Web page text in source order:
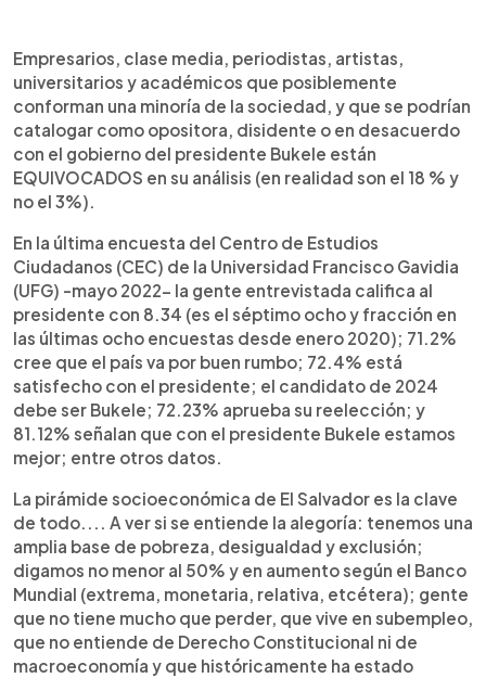
Escuchar artículo
Empresarios, clase media, periodistas, artistas,
universitarios y académicos que posiblemente
conforman una minoría de la sociedad, y que se podrían
catalogar como opositora, disidente o en desacuerdo
con el gobierno del presidente Bukele están
EQUIVOCADOS en su análisis (en realidad son el 18 % y
no el 3%).
En la última encuesta del Centro de Estudios
Ciudadanos (CEC) de la Universidad Francisco Gavidia
(UFG) -mayo 2022- la gente entrevistada califica al
presidente con 8.34 (es el séptimo ocho y fracción en
las últimas ocho encuestas desde enero 2020); 71.2%
cree que el país va por buen rumbo; 72.4% está
satisfecho con el presidente; el candidato de 2024
debe ser Bukele; 72.23% aprueba su reelección; y
81.12% señalan que con el presidente Bukele estamos
mejor; entre otros datos.
La pirámide socioeconómica de El Salvador es la clave
de todo.... A ver si se entiende la alegoría: tenemos una
amplia base de pobreza, desigualdad y exclusión;
digamos no menor al 50% y en aumento según el Banco
Mundial (extrema, monetaria, relativa, etcétera); gente
que no tiene mucho que perder, que vive en subempleo,
que no entiende de Derecho Constitucional ni de
macroeconomía y que históricamente ha estado